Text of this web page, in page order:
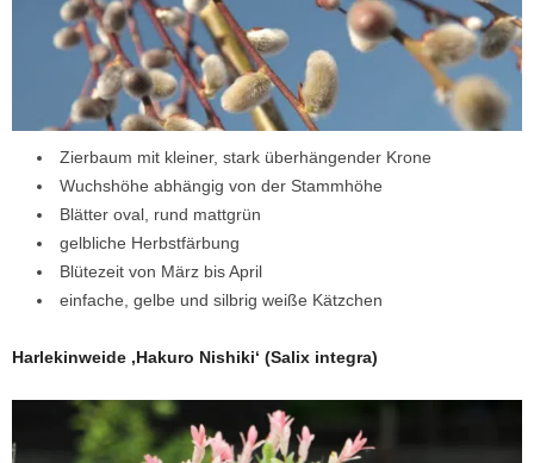
Zierbaum mit kleiner, stark überhängender Krone
Wuchshöhe abhängig von der Stammhöhe
Blätter oval, rund mattgrün
gelbliche Herbstfärbung
Blütezeit von März bis April
einfache, gelbe und silbrig weiße Kätzchen
Harlekinweide ‚Hakuro Nishiki‘ (Salix integra)